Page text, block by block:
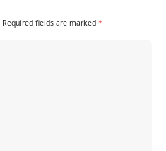
Required fields are marked *